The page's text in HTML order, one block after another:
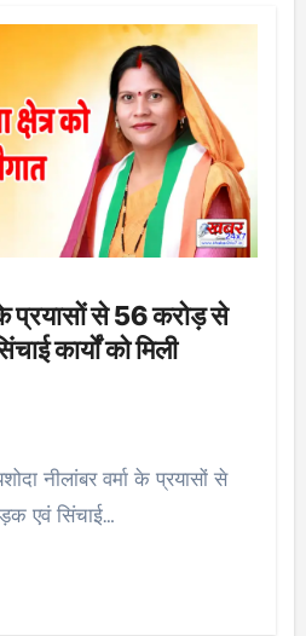
के प्रयासों से 56 करोड़ से
कार्यों को मिली
एवं सिंचाई…